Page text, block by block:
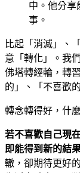
中。他分享
事。
比起「消滅」、
意「轉化」。我
佛塔轉經輪，轉
的」、「不喜歡
轉念轉得好，什
若不喜歡自己現
即能得到新的結
轍，卻期待更好